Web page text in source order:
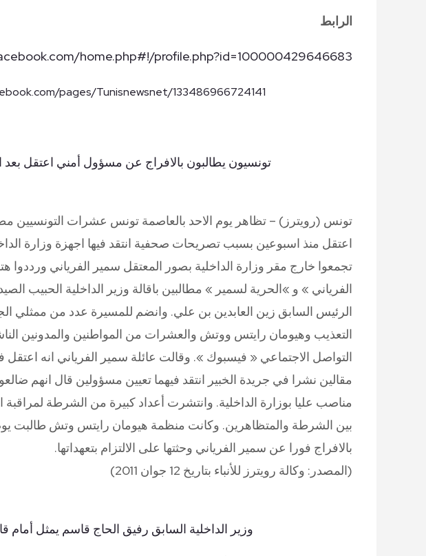
الرابط
home.php#!/profile.php?id=100000429646683
pages/Tunisnewsnet/133486966724141
تونسيون يطالبون بالافراج عن مسؤول أمني اعتقل بعد
تونس (رويترز) – تظاهر يوم الاحد بالعاصمة تونس عشرات التونسيين
اعتقل منذ اسبوعين بسبب تصريحات صحفية انتقد فيها اجهزة وزارة
تجمعوا خارج مقر وزارة الداخلية بصور المعتقل سمير الفرياني ورددوا
الفرياني » و »الحرية لسمير » مطالبين باقالة وزير الداخلية الحبيب
الرئيس السابق زين العابدين بن علي. وانضم للمسيرة عدد من ممثلي
التعذيب وهيومان رايتس ووتش والعشرات من المواطنين والمدونين
مقالين نشرا في جريدة الخبير انتقد فيهما تعيين مسؤولين قال انهم
مناصب عليا بوزارة الداخلية. وانتشرت أعداد كبيرة من الشرطة
بين الشرطة والمتظاهرين. وكانت منظمة هيومان رايتس وتش طالبت
بالافراج فورا عن سمير الفرياني وحثتها على الالتزام بتعهداتها.
(المصدر: وكالة رويترز للأنباء بتاريخ 12 جوان 2011)
وزير الداخلية السابق رفيق الحاج قاسم يمثل أمام